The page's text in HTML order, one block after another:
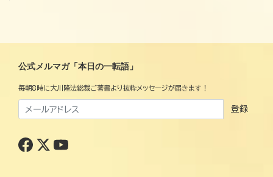
公式メルマガ「本日の一転語」
毎朝8時に大川隆法総裁ご著書より抜粋メッセージが届きます！
登録